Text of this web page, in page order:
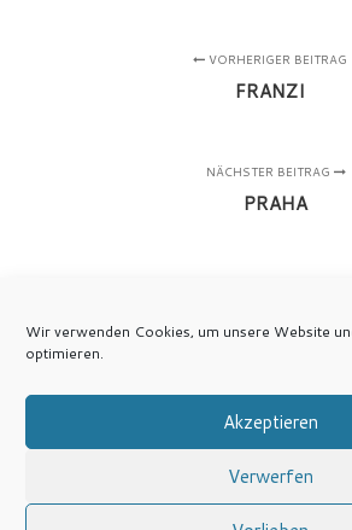
Wir verwenden Cookies, um unsere Website
optimieren.
Akzeptieren
Verwerfen
VORHERIGER BEITRAG
FRANZI
NÄCHSTER BEITRAG
PRAHA